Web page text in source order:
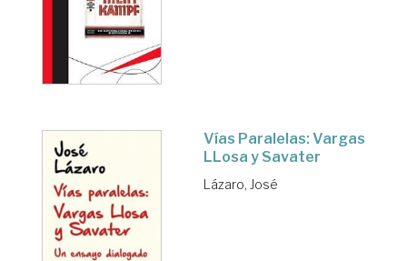
Vías Paralelas: Vargas
LLosa y Savater
Lázaro, José